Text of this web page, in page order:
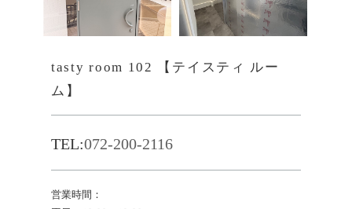
tasty room 102 【テイスティ ルー
ム】
TEL:072-200-2116
営業時間：